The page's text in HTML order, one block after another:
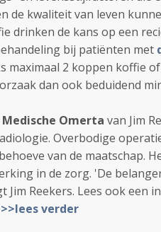
de kwaliteit van leven
drinken de kans op een
bij patiënten met
maximaal 2 koppen koffie
dan ook beduidend
Medische Omerta van Jim
Overbodige
van de maatschap.
in de zorg. 'De
Jim Reekers. Lees ook een
verder